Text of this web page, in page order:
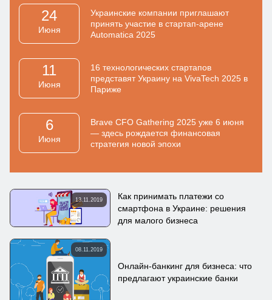
24
Июня
Украинские компании приглашают
принять участие в стартап-арене
Automatica 2025
11
Июня
16 технологических стартапов
представят Украину на VivaTech 2025 в
Париже
6
Июня
Brave CFO Gathering 2025 уже 6 июня
— здесь рождается финансовая
стратегия новой эпохи
13.11.2019
Как принимать платежи со
смартфона в Украине: решения
для малого бизнеса
08.11.2019
Онлайн-банкинг для бизнеса: что
предлагают украинские банки